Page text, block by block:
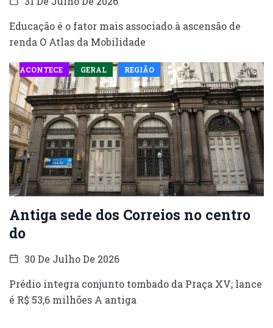
Educação é o fator mais associado à ascensão de
renda O Atlas da Mobilidade
ACONTECE GERAL REGIÃO
Antiga sede dos Correios no centro
do
30 De Julho De 2026
Prédio integra conjunto tombado da Praça XV; lance
é R$ 53,6 milhões A antiga